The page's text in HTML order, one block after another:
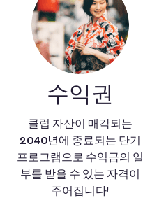
수익권
클럽 자산이 매각되는
2040년에 종료되는 단기
프로그램 으로 수익금의 일
부를 받을 수 있는 자격이
주어집니다!